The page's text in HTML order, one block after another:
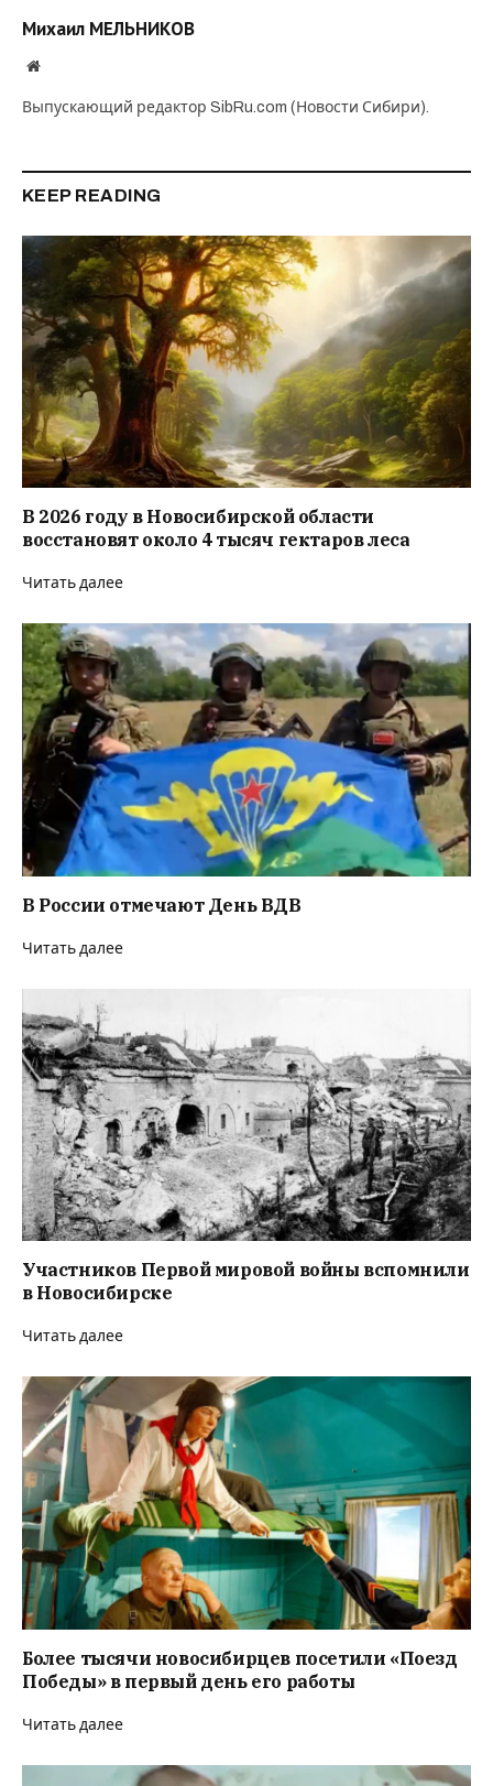
Михаил МЕЛЬНИКОВ
Website
Выпускающий редактор SibRu.com (Новости Сибири).
KEEP READING
В 2026 году в Новосибирской области
восстановят около 4 тысяч гектаров леса
Читать далее
В России отмечают День ВДВ
Читать далее
Участников Первой мировой войны вспомнили
в Новосибирске
Читать далее
Более тысячи новосибирцев посетили «Поезд
Победы» в первый день его работы
Читать далее